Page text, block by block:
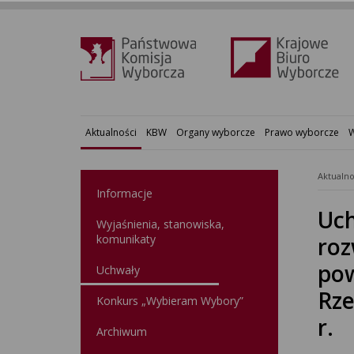
Aktualności KBW Organy wyborcze Prawo wyborcze
Informacje
Wyjaśnienia, stanowiska,
komunikaty
Uchwały
Konkurs „Wybieram Wybory”
Archiwum
r.